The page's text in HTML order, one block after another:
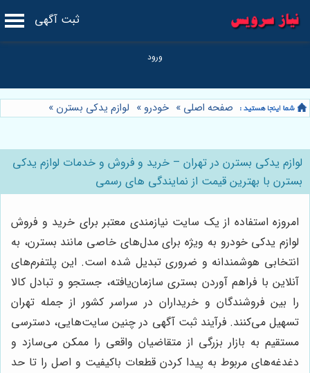
ثبت آگهی
صفحه اصلی » خودرو » لوازم یدکی بسترن »
لوازم یدکی بسترن در تهران – خرید و فروش و خدمات لوازم یدکی
بسترن با بهترین قیمت از نمایندگی های رسمی
امروزه استفاده از یک سایت نیازمندی معتبر برای خرید و فروش
لوازم یدکی خودرو به ویژه برای مدل‌های خاصی مانند بسترن، به
انتخابی هوشمندانه و ضروری تبدیل شده است. این پلتفرم‌های
آنلاین با فراهم آوردن بستری سازمان‌یافته، جستجو و تبادل کالا
را بین فروشندگان و خریداران در سراسر کشور از جمله تهران
تسهیل می‌‌کنند. فرآیند ثبت آگهی در چنین سایت‌هایی، دسترسی
مستقیم به بازار بزرگی از متقاضیان واقعی را ممکن می‌سازد و
دغدغه‌های مربوط به پیدا کردن قطعات باکیفیت و اصل را تا حد